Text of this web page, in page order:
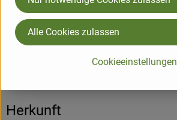
Nährwert-Info
Herkunft
Cookieeinstellungen
Alle Cookies zulassen